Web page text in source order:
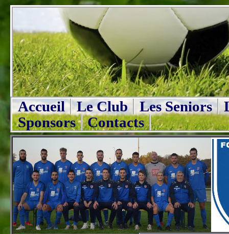
Accueil Le Club Les Seniors
Sponsors
Contacts